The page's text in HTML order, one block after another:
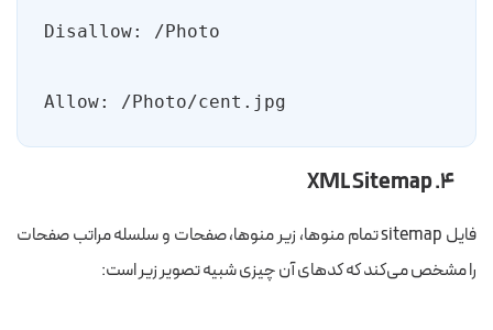
Allow: /Photo/cent.jpg
۴. XML Sitemap
فایل sitemap تمام منوها، زیر منوها، صفحات و سلسله مراتب صفحات
را مشخص می‌کند که کدهای آن چیزی شبیه تصویر زیر است: